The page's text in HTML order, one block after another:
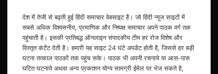
देश में तेजी से बढ़ती हुई हिंदी समाचार वेबसाइट है। जो हिंदी न्यूज साइटों में
सबसे अधिक विश्वसनीय, प्रमाणिक और निष्पक्ष समाचार अपने पाठक वर्ग तक
पहुंचाती है। इसकी प्रतिबद्ध ऑनलाइन संपादकीय टीम हर रोज विशेष और
विस्तृत कंटेंट देती है। हमारी यह साइट 24 घंटे अपडेट होती है, जिससे हर बड़ी
घटना तत्काल पाठकों तक पहुंच सके। पाठक भी अपनी रचनाये या आस-पास
घटित घटनाये अथवा अन्य प्रकाशन योग्य सामग्री ईमेल पर भेज सकते है,